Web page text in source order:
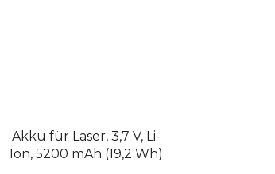
Akku für Laser, 3,7 V, Li-
Ion, 5200 mAh (19,2 Wh)